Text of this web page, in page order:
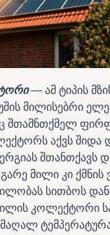
— ამ ტიპის
მილისებრი
შთამნთქმელ
აქვს შიდა
შთანთქავს
მილი კი ქმნის
სითბოს
კოლექტორი